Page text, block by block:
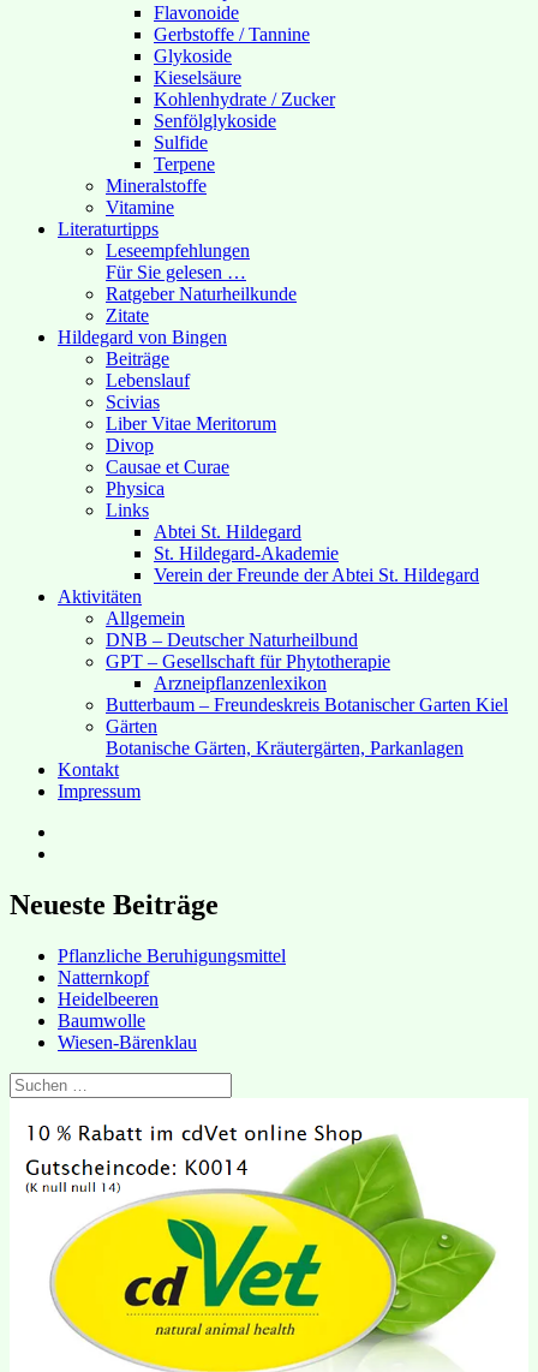
Flavonoide
Gerbstoffe / Tannine
Glykoside
Kieselsäure
Kohlenhydrate / Zucker
Senfölglykoside
Sulfide
Terpene
Mineralstoffe
Vitamine
Literaturtipps
Leseempfehlungen
Für Sie gelesen …
Ratgeber Naturheilkunde
Zitate
Hildegard von Bingen
Beiträge
Lebenslauf
Scivias
Liber Vitae Meritorum
Divop
Causae et Curae
Physica
Links
Abtei St. Hildegard
St. Hildegard-Akademie
Verein der Freunde der Abtei St. Hildegard
Aktivitäten
Allgemein
DNB – Deutscher Naturheilbund
GPT – Gesellschaft für Phytotherapie
Arzneipflanzenlexikon
Butterbaum – Freundeskreis Botanischer Garten Kiel
Gärten
Botanische Gärten, Kräutergärten, Parkanlagen
Kontakt
Impressum
Instagram
Neueste Beiträge
Pflanzliche Beruhigungsmittel
Natternkopf
Heidelbeeren
Baumwolle
Wiesen-Bärenklau
Suchen
nach: